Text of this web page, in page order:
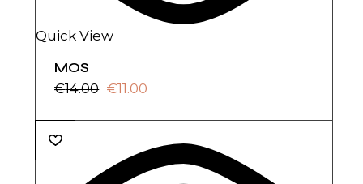
Quick View
MOS
€14.00
El
original
era:
€14.00.
€11.00
El
actual
es:
€11.00.